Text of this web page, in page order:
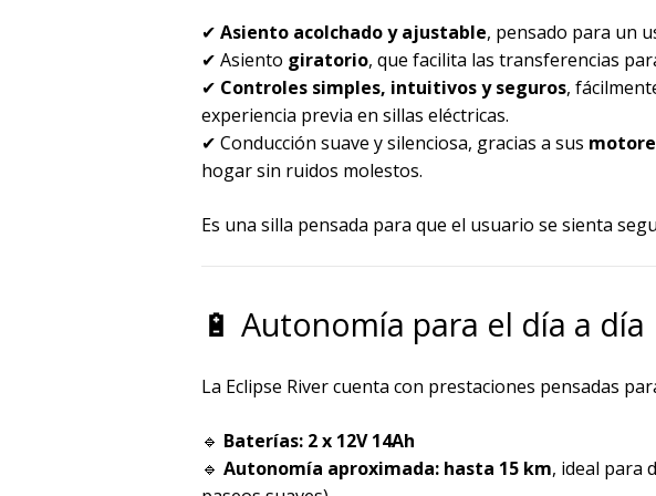
✔ Asiento acolchado y ajustable, pensado para un
✔ Asiento giratorio, que facilita las transferencias
✔ Controles simples, intuitivos y seguros,
experiencia previa en sillas eléctricas.
✔ Conducción suave y silenciosa, gracias a sus
hogar sin ruidos molestos.
Es una silla pensada para que el usuario se sienta
🔋 Autonomía para el día a día
La Eclipse River cuenta con prestaciones pensadas
🔹 Baterías: 2 x 12V 14Ah
🔹 Autonomía aproximada: hasta 15 km, ideal para